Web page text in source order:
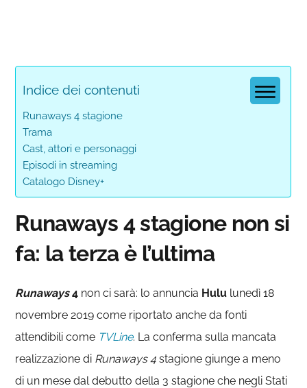
Indice dei contenuti
Runaways 4 stagione
Trama
Cast, attori e personaggi
Episodi in streaming
Catalogo Disney+
Runaways 4 stagione non si
fa: la terza è l’ultima
Runaways4 non ci sarà: lo annuncia Hulu lunedì 18
novembre 2019 come riportato anche da fonti
attendibili come TVLine. La conferma sulla mancata
realizzazione di Runaways 4 stagione giunge a meno
di un mese dal debutto della 3 stagione che negli Stati